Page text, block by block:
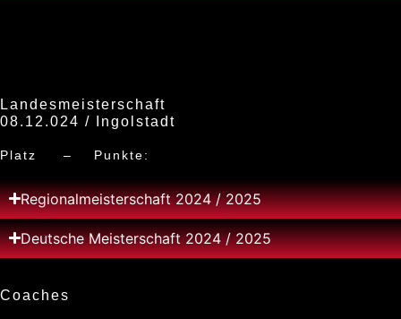
Landesmeisterschaft
08.12.024 / Ingolstadt
Platz – Punkte:
Regionalmeisterschaft 2024 / 2025
Deutsche Meisterschaft 2024 / 2025
Coaches